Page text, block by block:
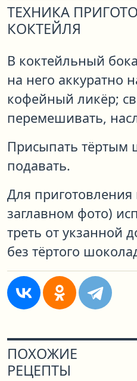
ТЕХНИКА
КОКТЕЙЛЯ
В коктейльный
на него аккуратно
кофейный ликёр;
перемешивать,
Присыпать тёртым
подавать.
Для приготовления
заглавном фото)
треть от укзанной
без тёртого
ПОХОЖИЕ
РЕЦЕПТЫ